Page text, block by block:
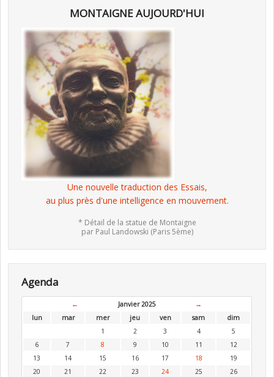
MONTAIGNE AUJOURD'HUI
Une nouvelle traduction des Essais,
au plus près d'une intelligence en mouvement.
* Détail de la statue de Montaigne
par Paul Landowski (Paris 5ème)
Agenda
← Janvier 2025
→
lun
mar mer jeu ven sam
dim
1
2 3 4
5
6
7 8 9 10 11
12
13
14 15 16 17 18
19
20
21 22 23 24 25
26